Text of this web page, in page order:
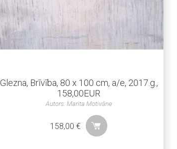
Glezna, Brīvība, 80 x 100 cm, a/e, 2017.g.,
158,00EUR
Autors: Marita Motivāne
158,00€